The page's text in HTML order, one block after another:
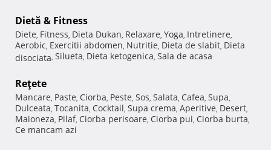
Dietă & Fitness
Diete, Fitness, Dieta Dukan, Relaxare, Yoga, Intretinere,
Aerobic, Exercitii abdomen, Nutritie, Dieta de slabit, Dieta
disociata, Silueta, Dieta ketogenica, Sala de acasa
Reţete
Mancare, Paste, Ciorba, Peste, Sos, Salata, Cafea, Supa,
Dulceata, Tocanita, Cocktail, Supa crema, Aperitive, Desert,
Maioneza, Pilaf, Ciorba perisoare, Ciorba pui, Ciorba burta,
Ce mancam azi